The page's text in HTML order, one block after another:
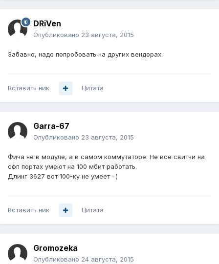
DRiVen
Опубликовано 23 августа, 2015
Забавно, надо попробовать на других вендорах.
Вставить ник Цитата
Garra-67
Опубликовано 23 августа, 2015
Фича не в модуле, а в самом коммутаторе. Не все свитчи на
сфп портах умеют на 100 мбит работать.
Длинг 3627 вот 100-ку не умеет -(
Вставить ник Цитата
Gromozeka
Опубликовано 24 августа, 2015